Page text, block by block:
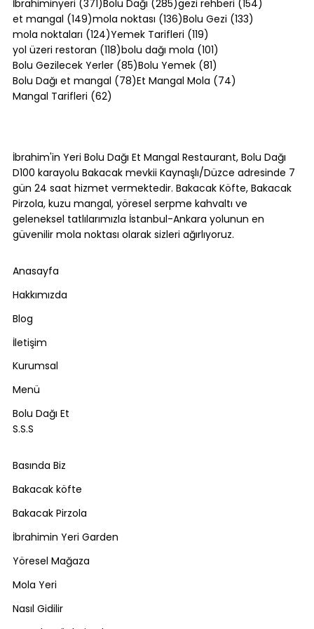
Yapılır?
İbrahiminyeri (371)Bolu Dağı (285)gezi rehberi (154)
et mangal (149)149 yazı
mola noktası (136)136 yazı
Bolu Gezi (133)
mola noktaları (124)124 yazı
Yemek Tarifleri (119)
yol üzeri restoran (118)118 yazı
bolu dağı mola (101)
Bolu Gezilecek Yerler (85)85 yazı
Bolu Yemek (81)
Bolu Dağı et mangal (78)78 yazı
Et Mangal Mola (74)
Mangal Tarifleri (62)
İbrahim'in Yeri Bolu Dağı Et Mangal Restaurant, Bolu Dağı
D100 karayolu Bakacak mevkii Kaynaşlı/Düzce adresinde 7
gün 24 saat hizmet vermektedir. Bakacak Köfte, Bakacak
Pirzola, kuzu mangal, yöresel serpme kahvaltı ve
geleneksel tatlılarımızla İstanbul-Ankara yolunun en
güvenilir mola noktası olarak sizleri ağırlıyoruz.
Anasayfa
Hakkımızda
Blog
İletişim
Kurumsal
Menü
Bolu Dağı Et
S.S.S
Basında Biz
Bakacak köfte
Bakacak Pirzola
İbrahimin Yeri Garden
Yöresel Mağaza
Mola Yeri
Nasıl Gidilir